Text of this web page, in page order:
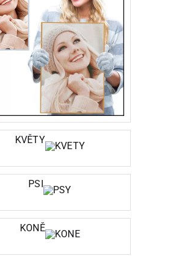
KVĚTY
PSI
KONĚ